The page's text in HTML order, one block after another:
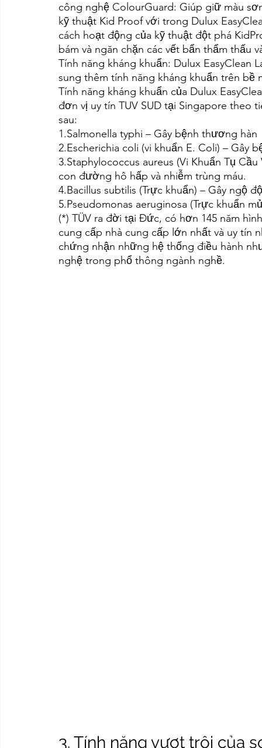
công nghệ ColourGuard: Giúp giữ màu
kỹ thuật Kid Proof với trong Dulux
cách hoạt động của kỹ thuật đột phá
bám và ngăn chặn các vết bẩn thẩm thấu
Tính năng kháng khuẩn: Dulux
sung thêm tính năng kháng khuẩn trên bề
Tính năng kháng khuẩn của Dulux
đơn vị uy tín TUV SUD tại Singapore theo
sau:
1.Salmonella typhi – Gây bệnh thương hàn
2.Escherichia coli (vi khuẩn E. Coli) – Gây
3.Staphylococcus aureus (Vi Khuẩn Tụ
con đường hô hấp và nhiễm trùng máu.
4.Bacillus subtilis (Trực khuẩn) – Gây ngộ
5.Pseudomonas aeruginosa (Trực khuẩn
(*) TÜV ra đời tại Đức, có hơn 145 năm
cung cấp nhà cung cấp lớn nhất và uy tín
chứng nhận những hệ thống điều hành
nghệ trong phổ thông ngành nghề.
3. Tính năng vượt trội của